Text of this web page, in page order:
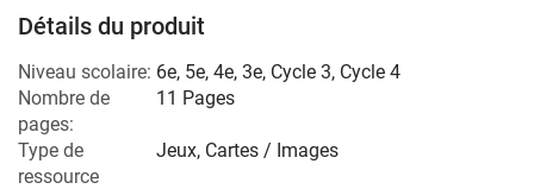
Détails du produit
Niveau scolaire: 6e, 5e, 4e, 3e, Cycle 3, Cycle 4
Nombre de
pages:
11 Pages
Type de
ressource
Jeux, Cartes / Images